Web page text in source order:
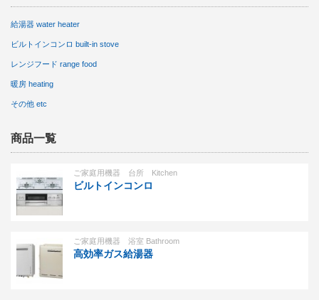
給湯器 water heater
ビルトインコンロ built-in stove
レンジフード range food
暖房 heating
その他 etc
商品一覧
ご家庭用機器 台所 Kitchen
ビルトインコンロ
ご家庭用機器 浴室 Bathroom
高効率ガス給湯器